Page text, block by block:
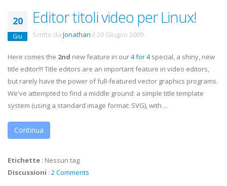
20
Giu
Editor titoli video per Linux!
Scritto da Jonathan il 20 Giugno 2009 .
Here comes the 2nd new feature in our4 for 4special, a shiny, new
title editor!!! Title editors are an important feature in video editors,
but rarely have the power of full-featured vector graphics programs.
We've attempted to find a middle ground: a simple title template
system (using a standard image format: SVG), with ...
Continua
Etichette : Nessun tag
Discussioni : 2 Comments